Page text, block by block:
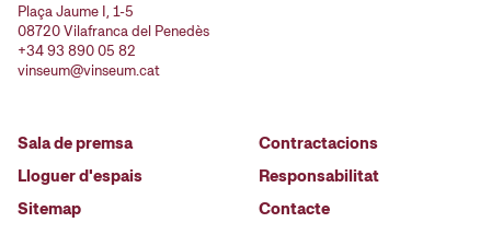
Plaça Jaume I, 1-5
08720 Vilafranca del Penedès
+34 93 890 05 82
vinseum@vinseum.cat
Sala de premsa
Lloguer d'espais
Sitemap
Contractacions
Responsabilitat
Contacte